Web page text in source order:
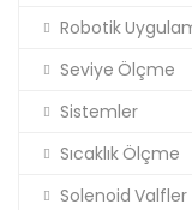
Robotik
Seviye Ölçme
Sistemler
Sıcaklık Ölçme
Solenoid Valfler